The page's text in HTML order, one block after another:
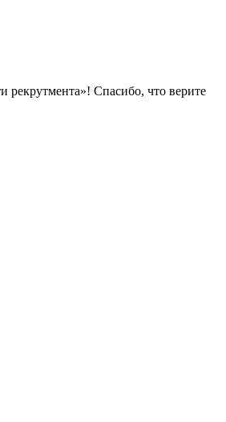
рекрутмента»! Спасибо, что верите